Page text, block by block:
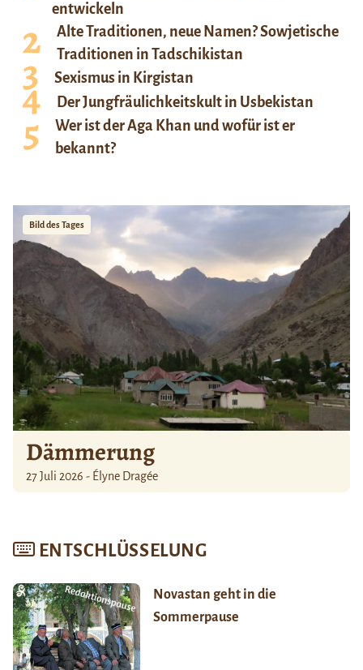
entwickeln
Alte Traditionen, neue Namen? Sowjetische
Traditionen in Tadschikistan
Sexismus in Kirgistan
Der Jungfräulichkeitskult in Usbekistan
Wer ist der Aga Khan und wofür ist er
bekannt?
Bild des Tages
Dämmerung
27 Juli 2026 - Élyne Dragée
ENTSCHLÜSSELUNG
Novastan geht in die
Sommerpause